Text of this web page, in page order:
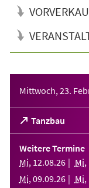
Mittwoch, 23.
Tanzbau
(Öffnet
in
einem
neuen
Tab)
Weitere Termine
Mi, 12.08.26 Mi,
Mi, 09.09.26 Mi,